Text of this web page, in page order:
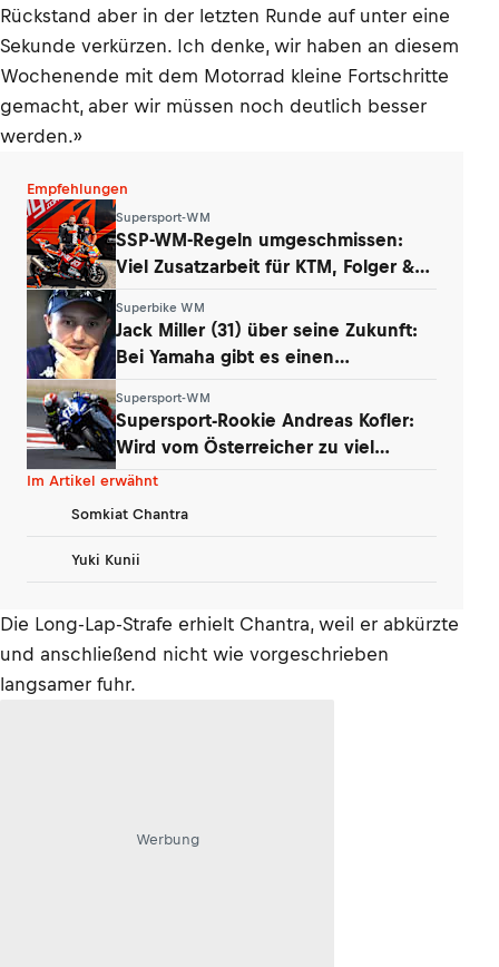
Rückstand aber in der letzten Runde auf unter eine
Sekunde verkürzen. Ich denke, wir haben an diesem
Wochenende mit dem Motorrad kleine Fortschritte
gemacht, aber wir müssen noch deutlich besser
werden.»
Empfehlungen
Supersport-WM
SSP-WM-Regeln umgeschmissen:
Viel Zusatzarbeit für KTM, Folger &
Superbike WM
Jack Miller (31) über seine Zukunft:
Bei Yamaha gibt es einen
Supersport-WM
Supersport-Rookie Andreas Kofler:
Wird vom Österreicher zu viel
erwartet?
Im Artikel erwähnt
Somkiat Chantra
Yuki Kunii
Die Long-Lap-Strafe erhielt Chantra, weil er abkürzte
und anschließend nicht wie vorgeschrieben
langsamer fuhr.
Werbung